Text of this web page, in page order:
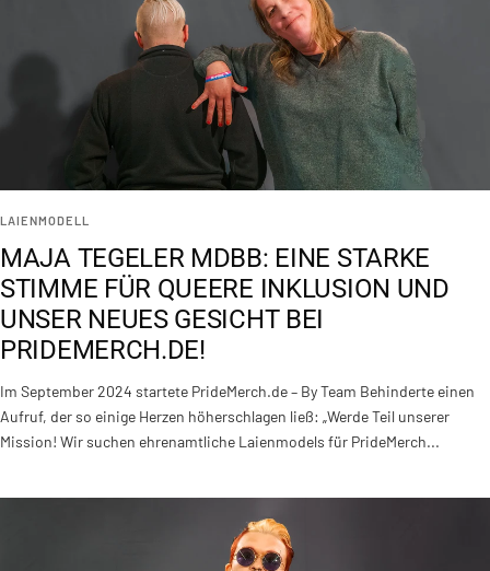
LAIENMODELL
MAJA TEGELER MDBB: EINE STARKE
STIMME FÜR QUEERE INKLUSION UND
UNSER NEUES GESICHT BEI
PRIDEMERCH.DE!
Im September 2024 startete PrideMerch.de – By Team Behinderte einen
Aufruf, der so einige Herzen höherschlagen ließ: „Werde Teil unserer
Mission! Wir suchen ehrenamtliche Laienmodels für PrideMerch...